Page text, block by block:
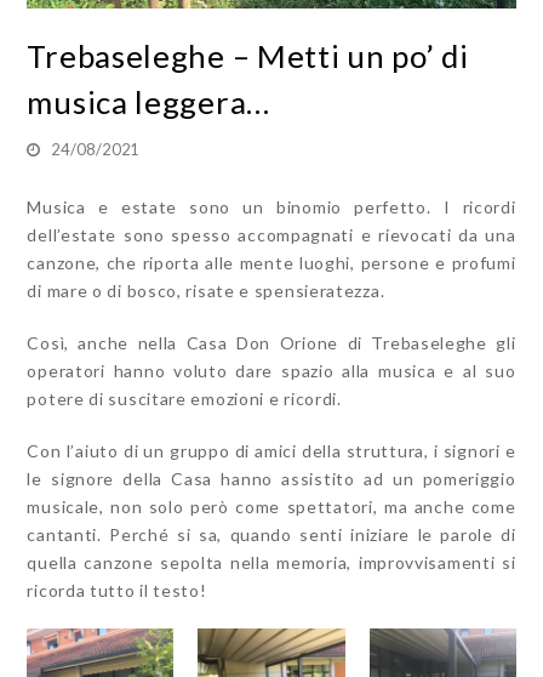
Trebaseleghe – Metti un po’ di
musica leggera…
24/08/2021
Musica e estate sono un binomio perfetto. I ricordi
dell’estate sono spesso accompagnati e rievocati da una
canzone, che riporta alle mente luoghi, persone e profumi
di mare o di bosco, risate e spensieratezza.
Così, anche nella Casa Don Orione di Trebaseleghe gli
operatori hanno voluto dare spazio alla musica e al suo
potere di suscitare emozioni e ricordi.
Con l’aiuto di un gruppo di amici della struttura, i signori e
le signore della Casa hanno assistito ad un pomeriggio
musicale, non solo però come spettatori, ma anche come
cantanti. Perché si sa, quando senti iniziare le parole di
quella canzone sepolta nella memoria, improvvisamenti si
ricorda tutto il testo!